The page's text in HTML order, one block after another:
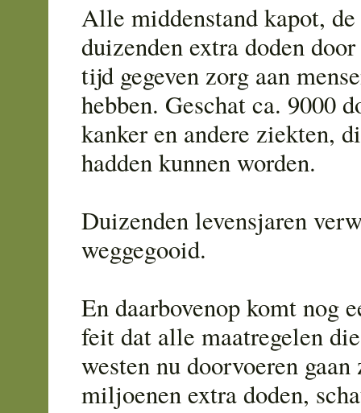
Alle middenstand kapot,
duizenden extra doden
tijd gegeven zorg aan
hebben. Geschat ca. 9000
kanker en andere ziekten,
hadden kunnen worden.
Duizenden levensjaren
weggegooid.
En daarbovenop komt nog
feit dat alle maatregelen
westen nu doorvoeren gaan
miljoenen extra doden,